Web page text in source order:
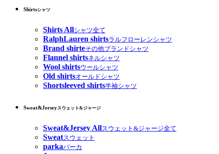
Shirtsシャツ
Shirts Allシャツ全て
RalphLauren shirtsラルフローレンシャツ
Brand shirteその他ブランドシャツ
Flannel shirtsネルシャツ
Wool shirtsウールシャツ
Old shirtsオールドシャツ
Shortsleeved shirts半袖シャツ
Sweat&Jerseyスウェット&ジャージ
Sweat&Jersey Allスウェット&ジャージ全て
Sweatスウェット
parkaパーカ